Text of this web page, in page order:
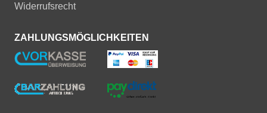
Widerrufsrecht
ZAHLUNGSMÖGLICHKEITEN